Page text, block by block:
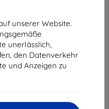
unserer Website.
unerlässlich,
den Datenverkehr
und Anzeigen zu
Black (Damaged